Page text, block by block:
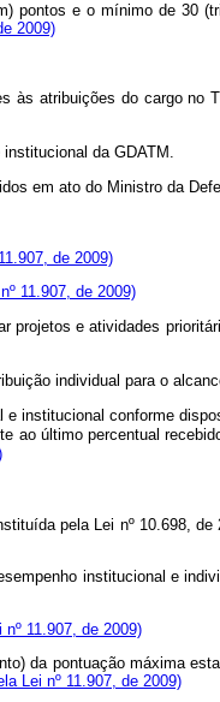
pontos e o mínimo de 30
2009)
às atribuições do cargo
da GDATM.
em ato do Ministro da
de 2009)
11.907, de 2009)
projetos e atividades
individual para o
institucional conforme
ao último percentual
pela Lei nº 10.698,
institucional e
11.907, de 2009)
da pontuação máxima
Lei nº 11.907, de 2009)